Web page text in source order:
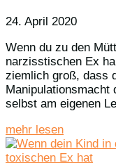
24. April 2020
Wenn du zu den
narzisstischen Ex
ziemlich groß, dass
Manipulationsmacht
selbst am eigenen
mehr lesen